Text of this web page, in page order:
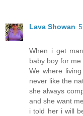
Lava Showan
When i get
baby boy for me
We where
never like the
she always
and she want
i told her i will